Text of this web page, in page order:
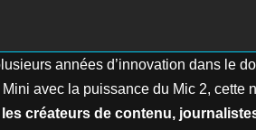
années d’innovation dans le
avec la puissance du Mic 2, cette
créateurs de contenu,